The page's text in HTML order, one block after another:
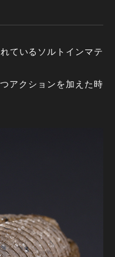
ているソルトインマテ
アクションを加えた時